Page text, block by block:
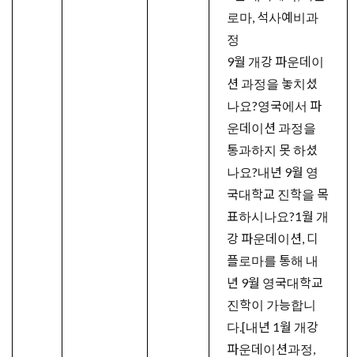
로마, 석사예비과
정
9월 개강 파운데이
션 과정을 놓치셨
나요?영국에서 파
운데이션 과정을
통과하지 못 하셨
나요?내년 9월 영
국대학교 진학을 목
표하시나요?1월 개
강 파운데이션, 디
플로마를 통해 내
년 9월 영국대학교
진학이 가능합니
다.[내년 1월 개강
파운데이션과정,